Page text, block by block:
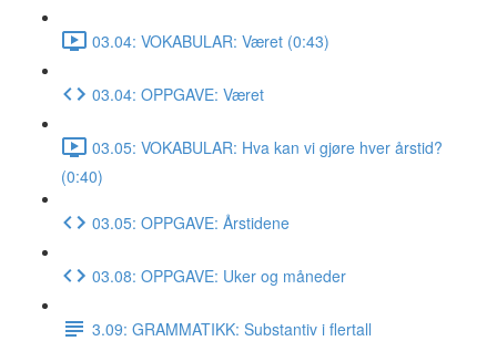
03.04: VOKABULAR: Været (0:43)
03.04: OPPGAVE: Været
03.05: VOKABULAR: Hva kan vi gjøre hver årstid?
(0:40)
03.05: OPPGAVE: Årstidene
03.08: OPPGAVE: Uker og måneder
3.09: GRAMMATIKK: Substantiv i flertall